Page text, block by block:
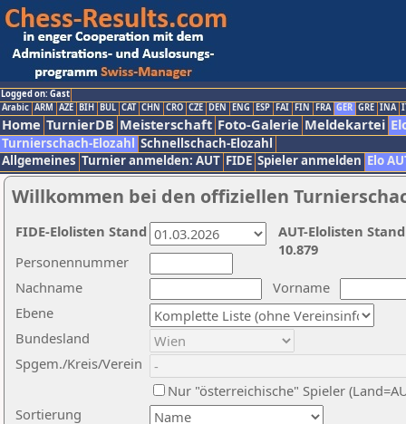
Logged on: Gast
Arabic ARM AZE BIH BUL CAT CHN CRO CZE DEN ENG ESP FAI FIN FRA GER GRE INA
Home TurnierDB Meisterschaft Foto-Galerie Meldekartei
Turnierschach-Elozahl Schnellschach-Elozahl
Allgemeines Turnier anmelden: AUT FIDE Spieler anmelden Elo
Willkommen bei den offiziellen
Nachname
Vorname
Ebene
Sortierung
Personennummer
Bundesland
Spgem./Kreis/Verein
Nur "österreichische" Spieler
AUT-Elolisten
10.879
FIDE-Elolisten Stand